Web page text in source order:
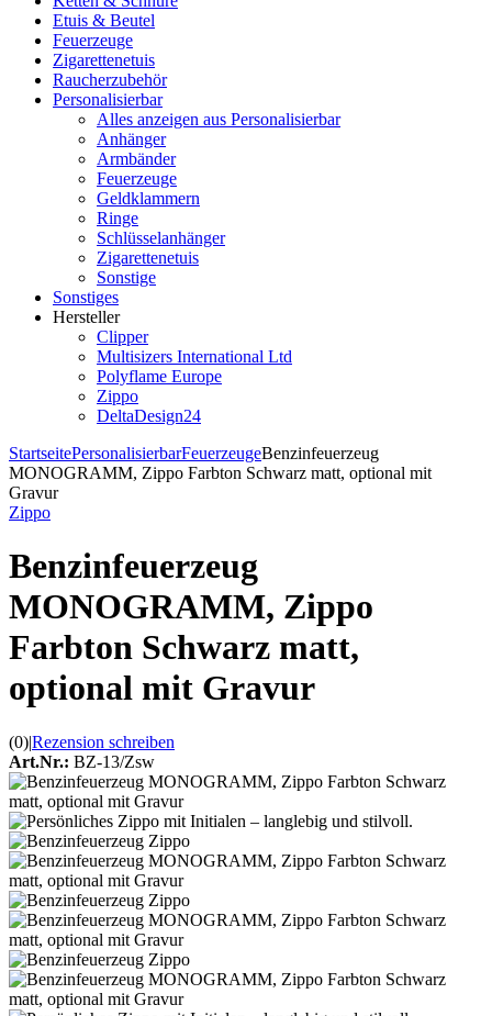
Etuis & Beutel
Feuerzeuge
Zigarettenetuis
Raucherzubehör
Personalisierbar
Alles anzeigen aus Personalisierbar
Anhänger
Armbänder
Feuerzeuge
Geldklammern
Ringe
Schlüsselanhänger
Zigarettenetuis
Sonstige
Sonstiges
Hersteller
Clipper
Multisizers International Ltd
Polyflame Europe
Zippo
DeltaDesign24
StartseitePersonalisierbarFeuerzeugeBenzinfeuerzeug
MONOGRAMM, Zippo Farbton Schwarz matt, optional mit
Gravur
Zippo
Benzinfeuerzeug
MONOGRAMM, Zippo
Farbton Schwarz matt,
optional mit Gravur
(0)|Rezension schreiben
Art.Nr.: BZ-13/Zsw